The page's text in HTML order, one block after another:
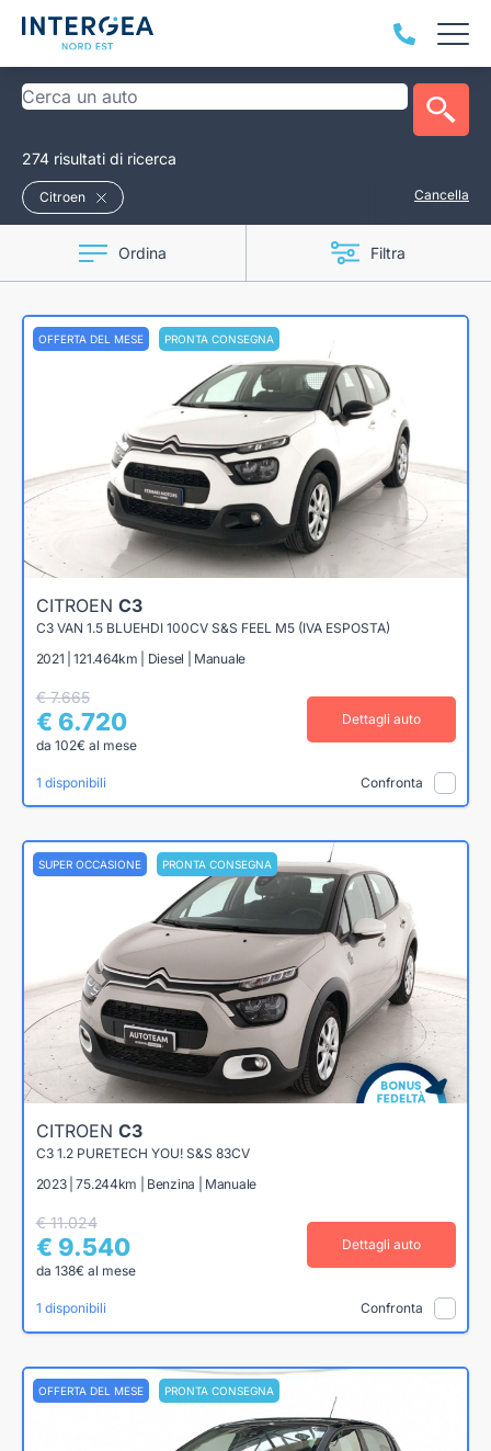
274 risultati di ricerca
Citroen Cancella
Ordina Filtra
OFFERTA DEL MESE PRONTA CONSEGNA
CITROEN C3
C3 VAN 1.5 BLUEHDI 100CV S&S FEEL M5 (IVA ESPOSTA)
2021 | 121.464km | Diesel | Manuale
€ 7.665
€ 6.720
da 102€ al mese
Dettagli auto
1 disponibili Confronta
SUPER OCCASIONE PRONTA CONSEGNA
CITROEN C3
C3 1.2 PURETECH YOU! S&S 83CV
2023 | 75.244km | Benzina | Manuale
€ 11.024
€ 9.540
da 138€ al mese
Dettagli auto
1 disponibili Confronta
OFFERTA DEL MESE PRONTA CONSEGNA